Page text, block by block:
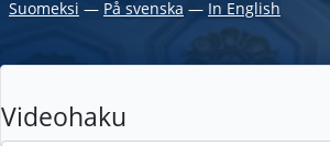
Suomeksi ― På svenska ― In English
Videohaku